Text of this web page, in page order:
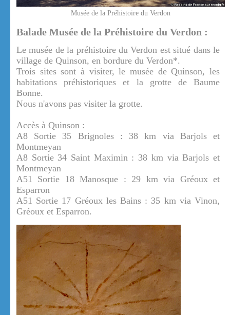
Musée de la Préhistoire du Verdon
Balade Musée de la Préhistoire du Verdon :
Le musée de la préhistoire du Verdon est situé dans le
village de Quinson, en bordure du Verdon*.
Trois sites sont à visiter, le musée de Quinson, les
habitations préhistoriques et la grotte de Baume
Bonne.
Nous n'avons pas visiter la grotte.
Accès à Quinson :
A8 Sortie 35 Brignoles : 38 km via Barjols et
Montmeyan
A8 Sortie 34 Saint Maximin : 38 km via Barjols et
Montmeyan
A51 Sortie 18 Manosque : 29 km via Gréoux et
Esparron
A51 Sortie 17 Gréoux les Bains : 35 km via Vinon,
Gréoux et Esparron.